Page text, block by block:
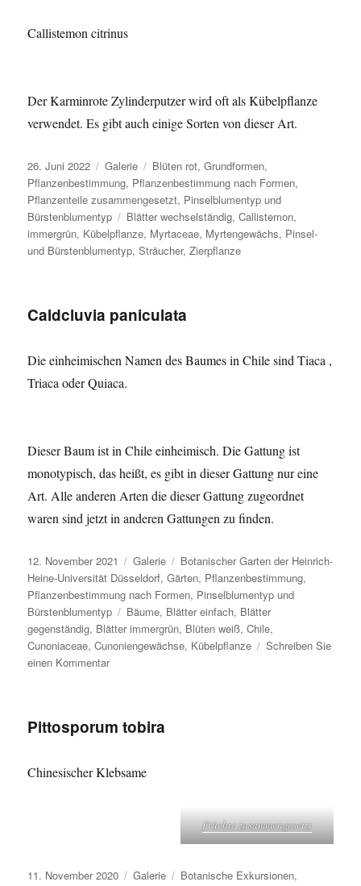
Callistemon citrinus
Der Karminrote Zylinderputzer wird oft als Kübelpflanze
verwendet. Es gibt auch einige Sorten von dieser Art.
Veröffentlicht
am
26. Juni 2022 Format
Galerie Kategorien
Blüten rot,Grundformen,
Pflanzenbestimmung, Pflanzenbestimmung nach Formen,
Pflanzenteile zusammengesetzt, Pinselblumentyp und
Bürstenblumentyp
Schlagwörter
Blätter wechselständig,Callistemon,
immergrün, Kübelpflanze, Myrtaceae, Myrtengewächs, Pinsel-
und Bürstenblumentyp,Sträucher,Zierpflanze
Caldcluvia paniculata
Die einheimischen Namen des Baumes in Chile sind Tiaca ,
Triaca oder Quiaca.
Dieser Baum ist in Chile einheimisch. Die Gattung ist
monotypisch, das heißt, es gibt in dieser Gattung nur eine
Art. Alle anderen Arten die dieser Gattung zugeordnet
waren sind jetzt in anderen Gattungen zu finden.
Veröffentlicht
am
12. November 2021 Format
Galerie Kategorien
Botanischer Garten der Heinrich-
Heine-Universität Düsseldorf,Gärten, Pflanzenbestimmung,
Pflanzenbestimmung nach Formen, Pinselblumentyp und
Bürstenblumentyp
Schlagwörter
Bäume, Blätter einfach, Blätter
gegenständig, Blätter immergrün, Blüten weiß,Chile,
Cunoniaceae,Cunoniengewächse, Kübelpflanze
Schreiben Sie
einen Kommentarzu
Pittosporum tobira
Chinesischer Klebsame
Früchte zusammen­gesetzt
Veröffentlicht
11. November 2020 Format
Galerie Kategorien
Botanische Exkursionen,